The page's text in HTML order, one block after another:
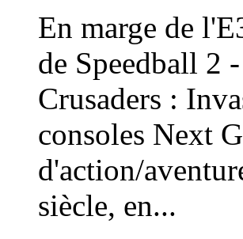
En marge de
de Speedball 2
Crusaders :
consoles Next
d'action/
siècle, en...